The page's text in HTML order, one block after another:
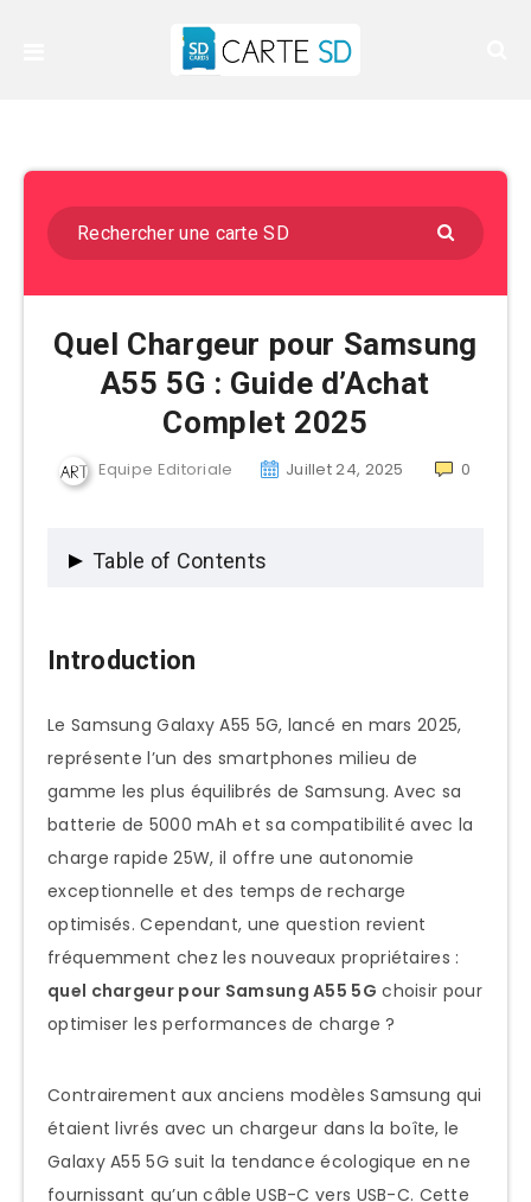
Quel Chargeur pour Samsung
A55 5G : Guide d’Achat
Complet 2025
Equipe Editoriale Juillet 24, 2025 0
Table of Contents
spécifications techniques
Chargeurs officiels Samsung pour Galaxy
A55 5G
Meilleurs chargeurs tiers compatibles
Samsung A55 5G
Types de chargeurs pour Samsung A55
Câbles USB-C pour Samsung A55 5G
Charge rapide Samsung A55 5G :
Sécurité et protection de la batterie
Prix et où acheter un chargeur Samsung
A55 5G
Introduction
Le Samsung Galaxy A55 5G, lancé en mars 2025,
représente l’un des smartphones milieu de
gamme les plus équilibrés de Samsung. Avec sa
batterie de 5000 mAh et sa compatibilité avec la
charge rapide 25W, il offre une autonomie
exceptionnelle et des temps de recharge
optimisés. Cependant, une question revient
fréquemment chez les nouveaux propriétaires :
quel chargeur pour Samsung A55 5G choisir pour
optimiser les performances de charge ?
Contrairement aux anciens modèles Samsung qui
étaient livrés avec un chargeur dans la boîte, le
Galaxy A55 5G suit la tendance écologique en ne
fournissant qu’un câble USB-C vers USB-C. Cette